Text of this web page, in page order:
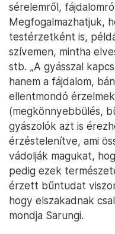
sérelemről,
Megfogalmazhatjuk,
testérzetként is,
szívemen, mintha
stb. „A gyásszal
hanem a fájdalom,
ellentmondó
(megkönnyebbülés,
gyászolók azt is
érzéstelenítve, ami
vádolják magukat,
pedig ezek
érzett bűntudat
hogy elszakadnak
mondja Sarungi.